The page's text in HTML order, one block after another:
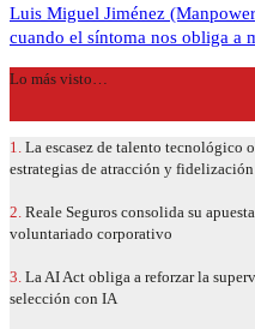
Luis Miguel Jiménez
cuando el síntoma nos obliga a
Lo más visto…
1. La escasez de talento tecnológico
estrategias de atracción y fidelización
2. Reale Seguros consolida su
voluntariado corporativo
3. La AI Act obliga a reforzar la
selección con IA